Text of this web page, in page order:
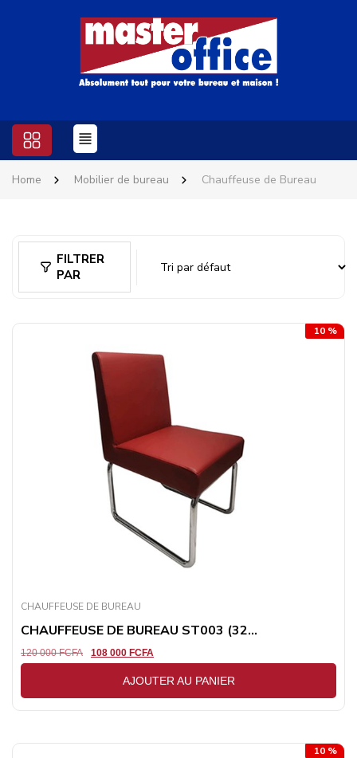
Home Mobilier de bureau Chauffeuse de Bureau
FILTRER
PAR
10 %
CHAUFFEUSE DE BUREAU
CHAUFFEUSE DE BUREAU ST003 (32...
120 000FCFA 108 000 FCFA
AJOUTER AU PANIER
10 %